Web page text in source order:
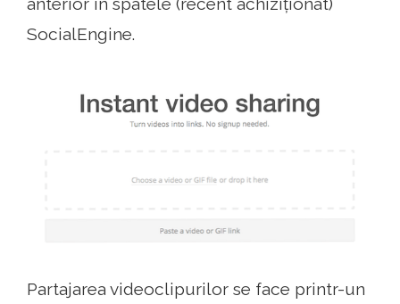
SocialEngine.
Partajarea videoclipurilor se face printr-un